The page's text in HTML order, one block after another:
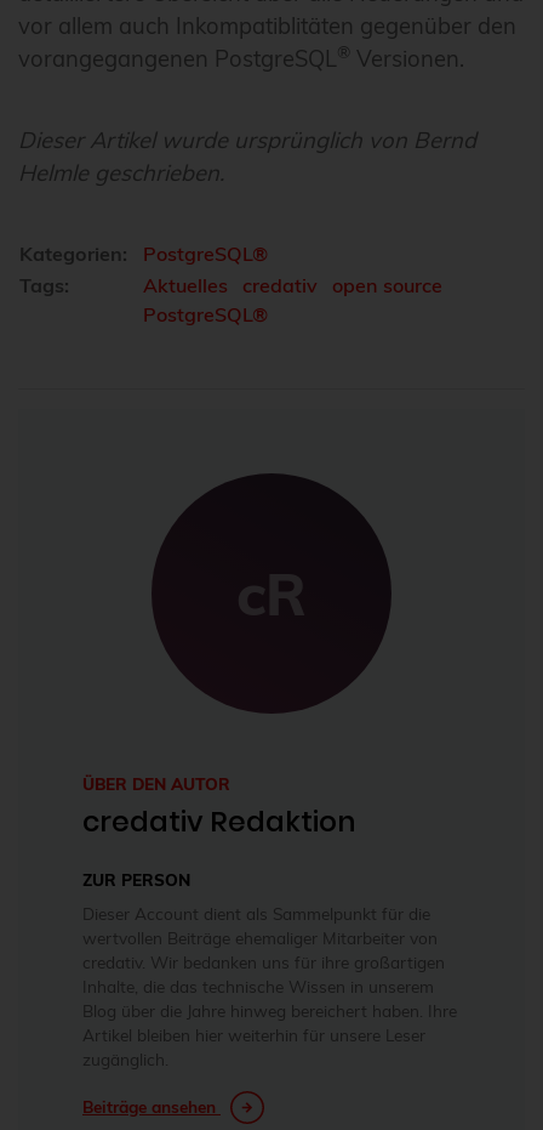
vor allem auch Inkompatiblitäten gegenüber den
vorangegangenen PostgreSQL ® Versionen.
Dieser Artikel wurde ursprünglich von Bernd
Helmle geschrieben.
Kategorien:
PostgreSQL®
Tags:
Aktuelles credativ
open source
PostgreSQL®
cR
ÜBER DEN AUTOR
credativ Redaktion
ZUR PERSON
Dieser Account dient als Sammelpunkt für die
wertvollen Beiträge ehemaliger Mitarbeiter von
credativ. Wir bedanken uns für ihre großartigen
Inhalte, die das technische Wissen in unserem
Blog über die Jahre hinweg bereichert haben. Ihre
Artikel bleiben hier weiterhin für unsere Leser
zugänglich.
Beiträge ansehen